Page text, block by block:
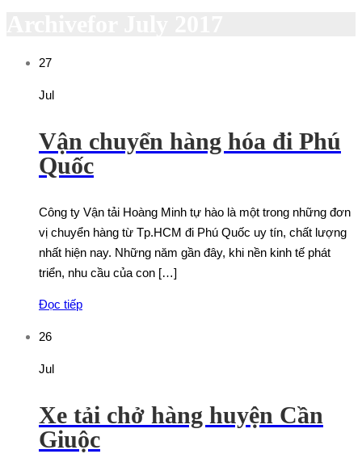
27
Jul
Vận chuyển hàng hóa đi Phú
Quốc
Công ty Vận tải Hoàng Minh tự hào là một trong những đơn
vị chuyển hàng từ Tp.HCM đi Phú Quốc uy tín, chất lượng
nhất hiện nay. Những năm gần đây, khi nền kinh tế phát
triển, nhu cầu của con […]
Đọc tiếp
26
Jul
Xe tải chở hàng huyện Cần
Giuộc